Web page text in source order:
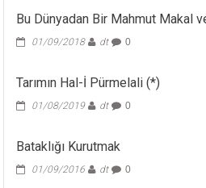
Bu Dünyadan Bir Mahmut Makal
01/09/2018 dt 0
Tarımın Hal-İ Pürmelali (*)
01/08/2019 dt 0
Bataklığı Kurutmak
01/09/2016 dt 0